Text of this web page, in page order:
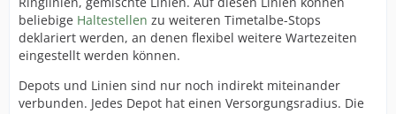
beliebige Haltestellen zu weiteren Timetalbe-Stops
deklariert werden, an denen flexibel weitere Wartezeiten
eingestellt werden können.
Depots und Linien sind nur noch indirekt miteinander
verbunden. Jedes Depot hat einen Versorgungsradius. Die